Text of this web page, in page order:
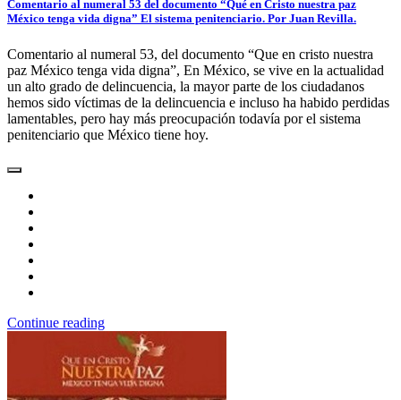
Comentario al numeral 53 del documento “Qué en Cristo nuestra paz
México tenga vida digna” El sistema penitenciario. Por Juan Revilla.
Comentario al numeral 53, del documento “Que en cristo nuestra
paz México tenga vida digna”, En México, se vive en la actualidad
un alto grado de delincuencia, la mayor parte de los ciudadanos
hemos sido víctimas de la delincuencia e incluso ha habido perdidas
lamentables, pero hay más preocupación todavía por el sistema
penitenciario que México tiene hoy.
Continue reading